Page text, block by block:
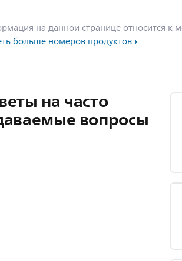
на данной странице относится к
больше номеров продуктов
на часто
вопросы